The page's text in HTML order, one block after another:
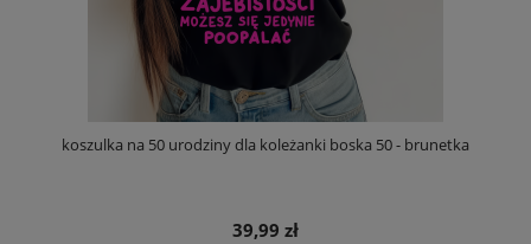
koszulka na 50 urodziny dla koleżanki boska 50 - brunetka
39,99 zł